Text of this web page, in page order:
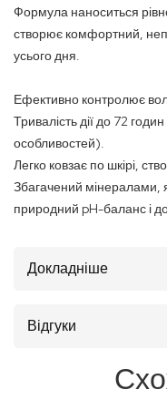
Формула наноситься
створює комфортний,
усього дня.
Ефективно контролює
Тривалість дії до 72
особливостей).
Легко ковзає по шкірі,
Збагачений мінералами,
природний pH-баланс і
Докладніше
Відгуки